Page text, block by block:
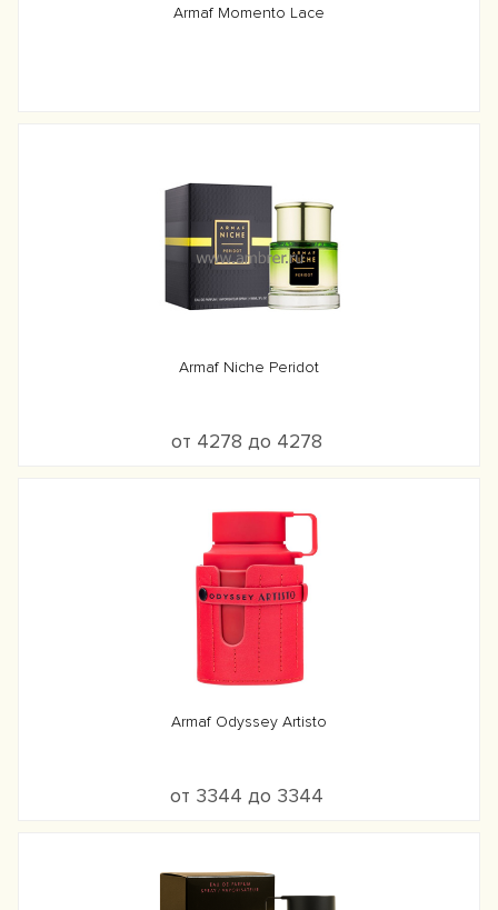
Armaf Momento Lace
Armaf Niche Peridot
от 4278 до 4278
Armaf Odyssey Artisto
от 3344 до 3344